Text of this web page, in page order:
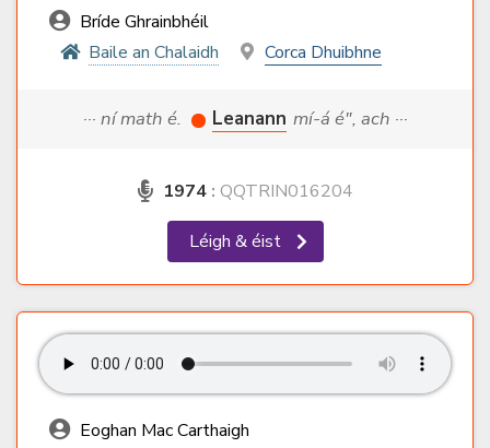
Bríde Ghrainbhéil
Baile an Chalaidh
Corca Dhuibhne
··· ní math é. Leanann mí-á é", ach ···
1974 : QQTRIN016204
Léigh & éist
Eoghan Mac Carthaigh